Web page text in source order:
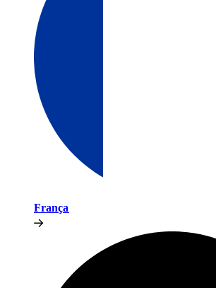
França​​